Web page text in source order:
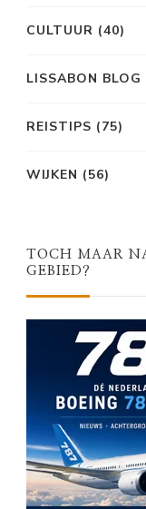
CULTUUR (40)
LISSABON BLOG
REISTIPS (75)
WIJKEN (56)
TOCH MAAR
GEBIED?